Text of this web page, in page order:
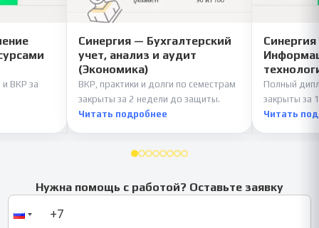
и ВКР за
Синергия — Бухгалтерский
учет, анализ и аудит
(Экономика)
ВКР, практики и долги по семестрам
закрыты за 2 недели до защиты.
Читать подробнее
Полный
закрыты за
Читать
Нужна помощь с работой? Оставьте заявку